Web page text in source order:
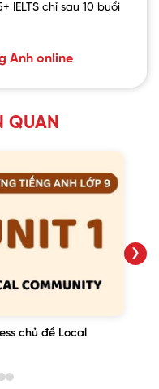
IELTS chỉ sau 10 buổi
Anh online
QUAN
chủ đề Local
❯